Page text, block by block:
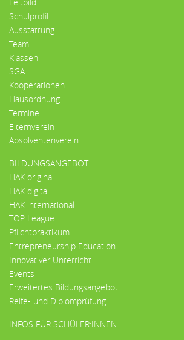
Leitbild
Schulprofil
Ausstattung
Team
Klassen
SGA
Kooperationen
Hausordnung
Termine
Elternverein
Absolventenverein
BILDUNGSANGEBOT
HAK original
HAK digital
HAK international
TOP League
Pflichtpraktikum
Entrepreneurship Education
Innovativer Unterricht
Events
Erweitertes Bildungsangebot
Reife- und Diplomprüfung
INFOS FÜR SCHÜLER:INNEN